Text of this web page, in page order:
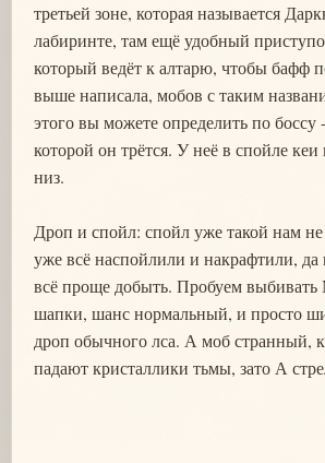
третьей зоне, которая называется
лабиринте, там ещё удобный
который ведёт к алтарю, чтобы бафф
выше написала, мобов с таким
этого вы можете определить по боссу
которой он трётся. У неё в спойле
низ.
Дроп и спойл: спойл уже такой нам
уже всё наспойлили и накрафтили, да
всё проще добыть. Пробуем
шапки, шанс нормальный, и просто
дроп обычного лса. А моб странный,
падают кристаллики тьмы, зато А